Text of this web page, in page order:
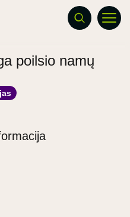
poilsio namų